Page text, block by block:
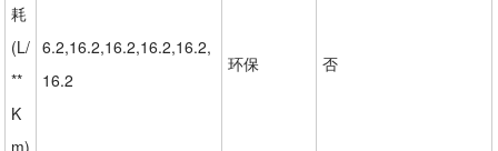
耗
(L/
**
K
6.2,16.2,16.2,16.2,16.2,
16.2
环保 否